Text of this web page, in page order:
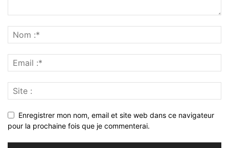
Enregistrer mon nom, email et site web dans ce navigateur
pour la prochaine fois que je commenterai.